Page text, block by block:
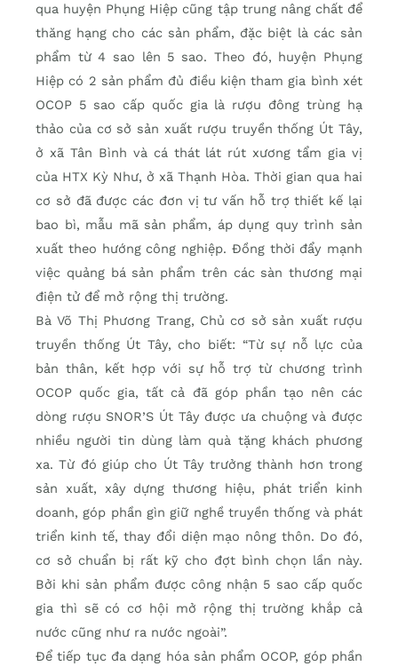
qua huyện Phụng Hiệp cũng tập trung nâng chất để
thăng hạng cho các sản phẩm, đặc biệt là các sản
phẩm từ 4 sao lên 5 sao. Theo đó, huyện Phụng
Hiệp có 2 sản phẩm đủ điều kiện tham gia bình xét
OCOP 5 sao cấp quốc gia là rượu đông trùng hạ
thảo của cơ sở sản xuất rượu truyền thống Út Tây,
ở xã Tân Bình và cá thát lát rút xương tẩm gia vị
của HTX Kỳ Như, ở xã Thạnh Hòa. Thời gian qua hai
cơ sở đã được các đơn vị tư vấn hỗ trợ thiết kế lại
bao bì, mẫu mã sản phẩm, áp dụng quy trình sản
xuất theo hướng công nghiệp. Đồng thời đẩy mạnh
việc quảng bá sản phẩm trên các sàn thương mại
điện tử để mở rộng thị trường.
Bà Võ Thị Phương Trang, Chủ cơ sở sản xuất rượu
truyền thống Út Tây, cho biết: “Từ sự nỗ lực của
bản thân, kết hợp với sự hỗ trợ từ chương trình
OCOP quốc gia, tất cả đã góp phần tạo nên các
dòng rượu SNOR’S Út Tây được ưa chuộng và được
nhiều người tin dùng làm quà tặng khách phương
xa. Từ đó giúp cho Út Tây trưởng thành hơn trong
sản xuất, xây dựng thương hiệu, phát triển kinh
doanh, góp phần gìn giữ nghề truyền thống và phát
triển kinh tế, thay đổi diện mạo nông thôn. Do đó,
cơ sở chuẩn bị rất kỹ cho đợt bình chọn lần này.
Bởi khi sản phẩm được công nhận 5 sao cấp quốc
gia thì sẽ có cơ hội mở rộng thị trường khắp cả
nước cũng như ra nước ngoài”.
Để tiếp tục đa dạng hóa sản phẩm OCOP, góp phần